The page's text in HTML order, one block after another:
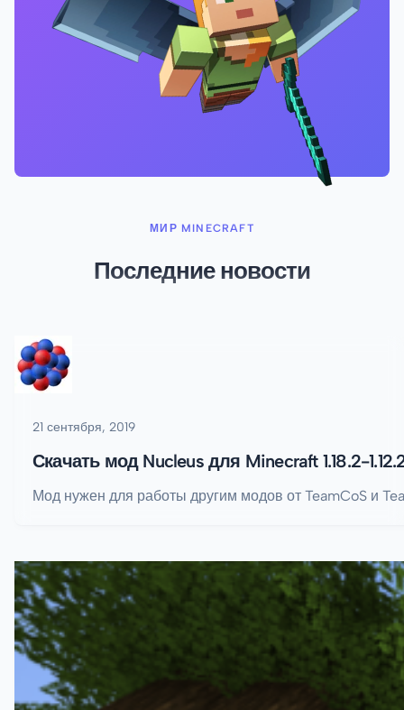
МИР MINECRAFT
Последние новости
21 сентября, 2019
Скачать мод Nucleus для Minecraft 1.18.2-
Мод нужен для работы другим модов от TeamCoS и